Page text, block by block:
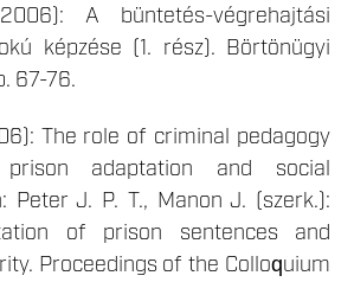
A büntetés-végrehajtási
képzése (1. rész). Börtönügyi
67-76.
The role of criminal pedagogy
adaptation and social
Peter J. P. T., Manon J. (szerk.):
of prison sentences and
Proceedings of the Colloquium